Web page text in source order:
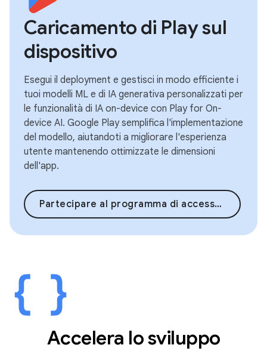
Caricamento di Play sul
dispositivo
Esegui il deployment e gestisci in modo efficiente i
tuoi modelli ML e di IA generativa personalizzati per
le funzionalità di IA on-device con Play for On-
device AI. Google Play semplifica l'implementazione
del modello, aiutandoti a migliorare l'esperienza
utente mantenendo ottimizzate le dimensioni
dell'app.
Partecipare al programma di accesso in anteprima
Accelera lo sviluppo